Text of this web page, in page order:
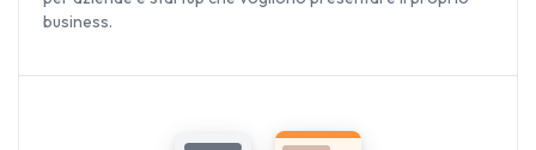
business.